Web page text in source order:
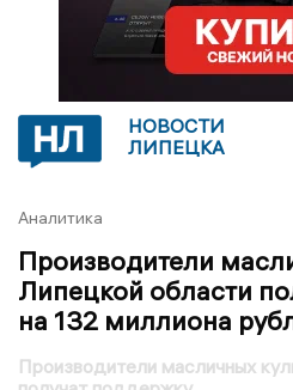
НОВОСТИ
ЛИПЕЦКА
Аналитика
Производители
Липецкой области
на 132 миллиона
Производители масличных